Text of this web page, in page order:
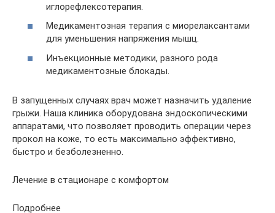
иглорефлексотерапия.
Медикаментозная терапия с миорелаксантами
для уменьшения напряжения мышц.
Инъекционные методики, разного рода
медикаментозные блокады.
В запущенных случаях врач может назначить удаление
грыжи. Наша клиника оборудована эндоскопическими
аппаратами, что позволяет проводить операции через
прокол на коже, то есть максимально эффективно,
быстро и безболезненно.
Лечение в стационаре с комфортом
Подробнее